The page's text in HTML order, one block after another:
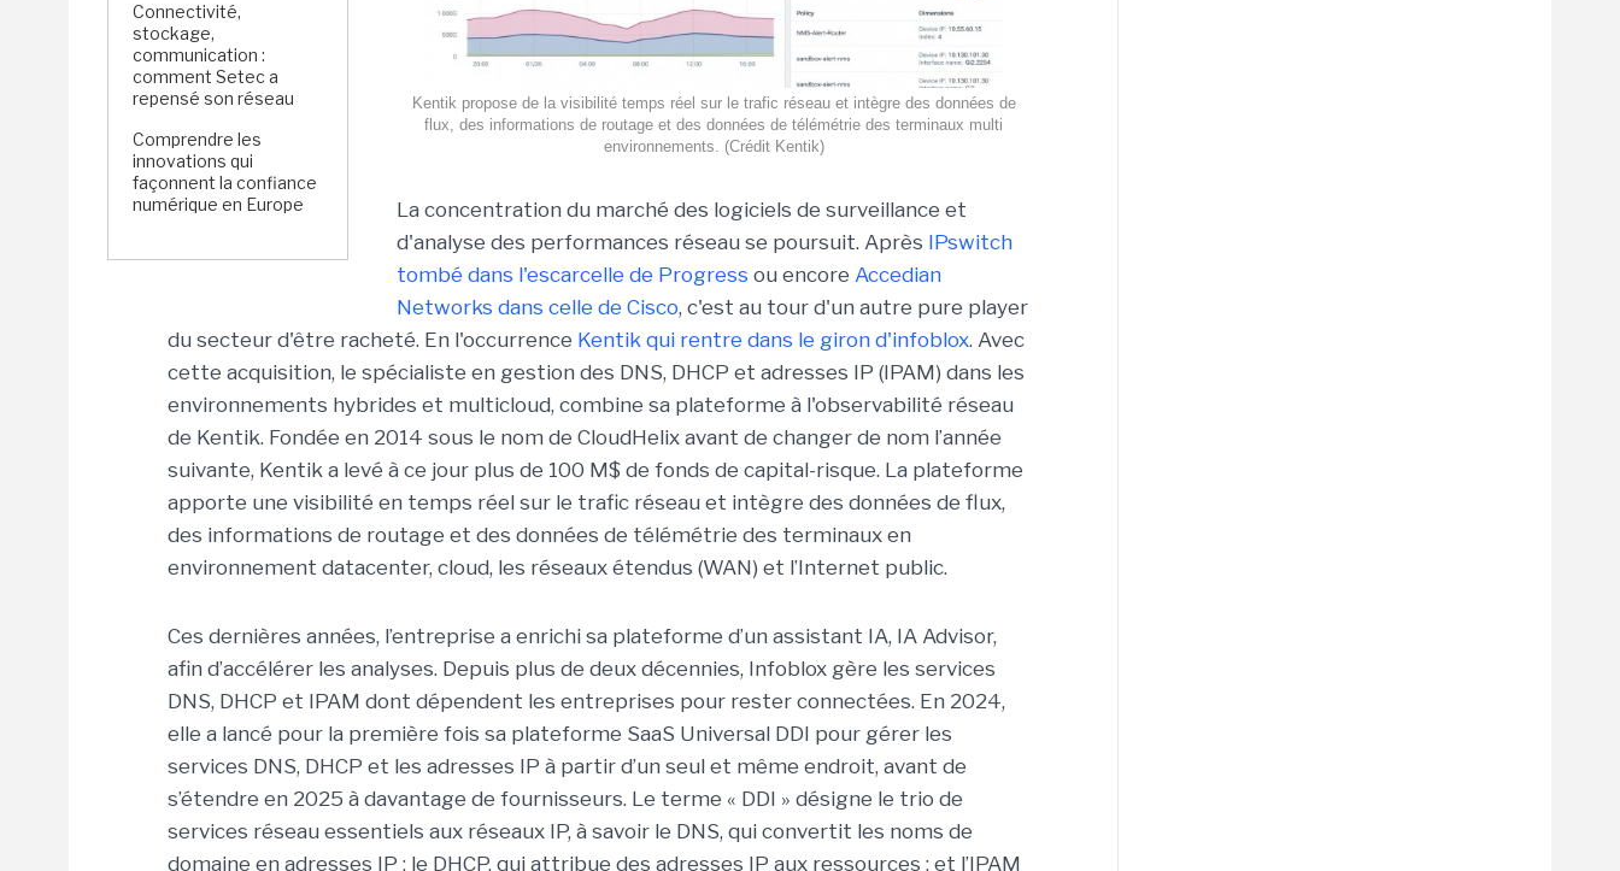
Connectivité,
stockage,
communication :
comment Setec a
repensé son réseau
Comprendre les
innovations qui
façonnent la confiance
numérique en Europe
Kentik propose de la visibilité temps réel sur le trafic réseau et intègre des données de
flux, des informations de routage et des données de télémétrie des terminaux multi
environnements. (Crédit Kentik)
La concentration du marché des logiciels de surveillance et
d'analyse des performances réseau se poursuit. Après IPswitch
tombé dans l'escarcelle de Progress ou encore Accedian
Networks dans celle de Cisco, c'est au tour d'un autre pure player
du secteur d'être racheté. En l'occurrence Kentik qui rentre dans le giron d'infoblox. Avec
cette acquisition, le spécialiste en gestion des DNS, DHCP et adresses IP (IPAM) dans les
environnements hybrides et multicloud, combine sa plateforme à l'observabilité réseau
de Kentik. Fondée en 2014 sous le nom de CloudHelix avant de changer de nom l’année
suivante, Kentik a levé à ce jour plus de 100 M$ de fonds de capital-risque. La plateforme
apporte une visibilité en temps réel sur le trafic réseau et intègre des données de flux,
des informations de routage et des données de télémétrie des terminaux en
environnement datacenter, cloud, les réseaux étendus (WAN) et l’Internet public.
Ces dernières années, l’entreprise a enrichi sa plateforme d’un assistant IA, IA Advisor,
afin d’accélérer les analyses. Depuis plus de deux décennies, Infoblox gère les services
DNS, DHCP et IPAM dont dépendent les entreprises pour rester connectées. En 2024,
elle a lancé pour la première fois sa plateforme SaaS Universal DDI pour gérer les
services DNS, DHCP et les adresses IP à partir d’un seul et même endroit, avant de
s’étendre en 2025 à davantage de fournisseurs. Le terme « DDI » désigne le trio de
services réseau essentiels aux réseaux IP, à savoir le DNS, qui convertit les noms de
domaine en adresses IP ; le DHCP, qui attribue des adresses IP aux ressources ; et l’IPAM